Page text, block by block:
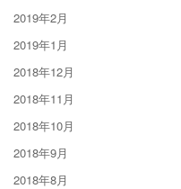
2019年2月
2019年1月
2018年12月
2018年11月
2018年10月
2018年9月
2018年8月